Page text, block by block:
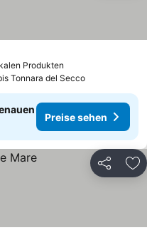
Produkten
Tonnara del Secco
Preise sehen
Teilen